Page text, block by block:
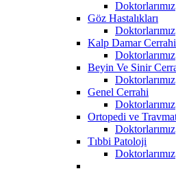
Doktorlarımız
Göz Hastalıkları
Doktorlarımız
Kalp Damar Cerrahi
Doktorlarımız
Beyin Ve Sinir
Doktorlarımız
Genel Cerrahi
Doktorlarımız
Ortopedi ve
Doktorlarımız
Tıbbi Patoloji
Doktorlarımız